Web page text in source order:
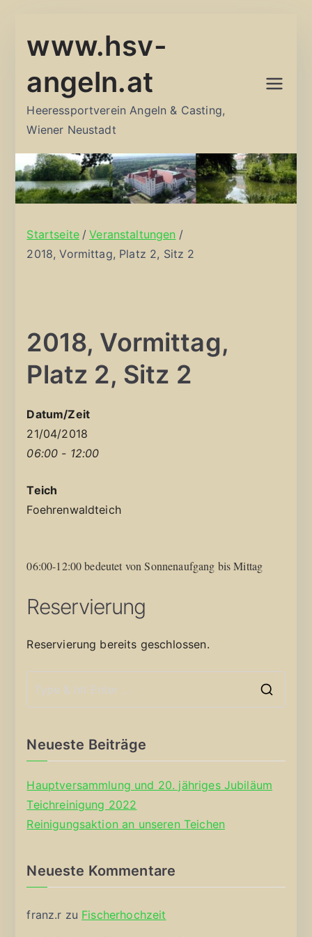
Inhalt
www.hsv-
angeln.at
Heeressportverein Angeln & Casting,
Wiener Neustadt
Startseite
Veranstaltungen
2018, Vormittag, Platz 2, Sitz 2
2018, Vormittag,
Platz 2, Sitz 2
Datum/Zeit
21/04/2018
06:00 - 12:00
Teich
Foehrenwaldteich
06:00-12:00 bedeutet von Sonnenaufgang bis Mittag
Reservierung
Reservierung bereits geschlossen.
Neueste Beiträge
Hauptversammlung und 20. jähriges Jubiläum
Teichreinigung 2022
Reinigungsaktion an unseren Teichen
Neueste Kommentare
franz.r zu Fischerhochzeit